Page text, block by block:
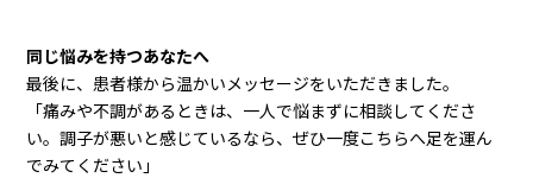
同じ悩みを持つあなたへ
最後に、患者様から温かいメッセージをいただきました。
「痛みや不調があるときは、一人で悩まずに相談してくださ
い。調子が悪いと感じているなら、ぜひ一度こちらへ足を運ん
でみてください」